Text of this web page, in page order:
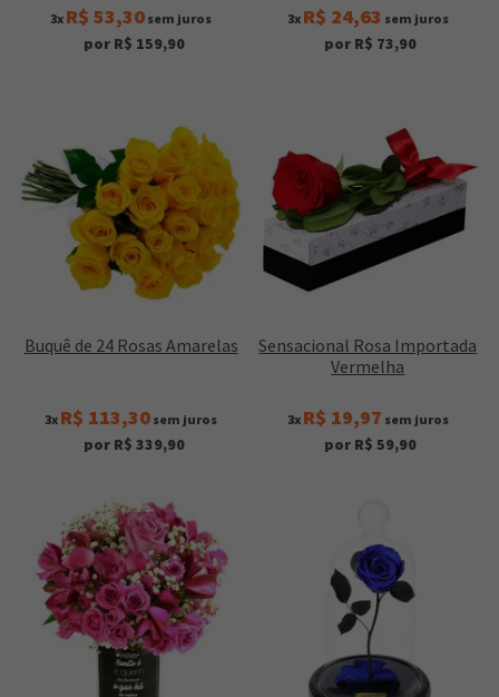
3x R$ 53,30 sem juros
por R$ 159,90
3x R$ 24,63 sem juros
por R$ 73,90
Buquê de 24 Rosas Amarelas
3x R$ 113,30 sem juros
por R$ 339,90
Sensacional Rosa Importada
Vermelha
3x R$ 19,97 sem juros
por R$ 59,90